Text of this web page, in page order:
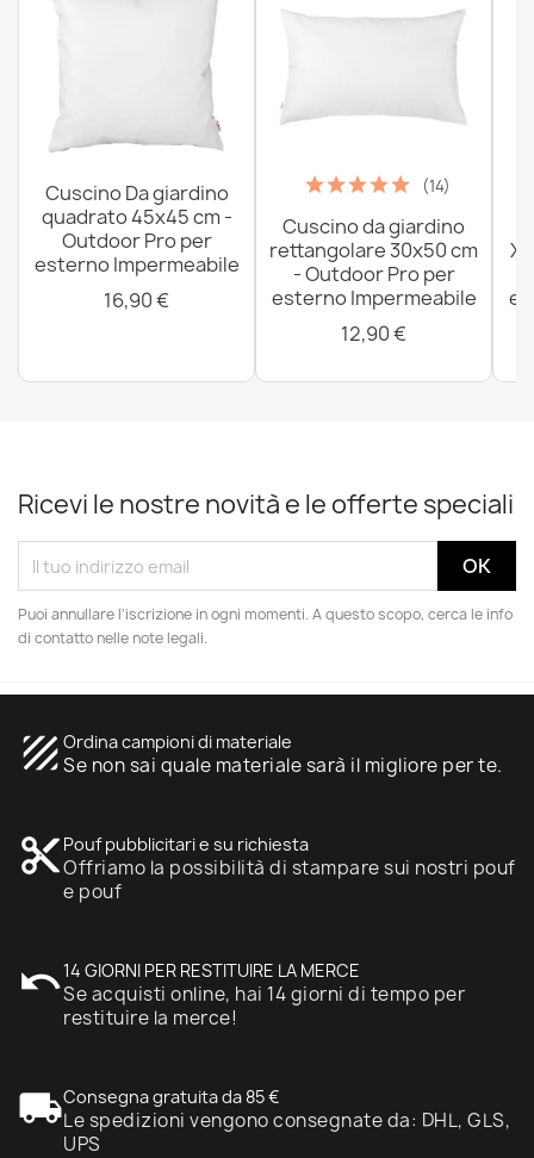
Cuscino Da giardino
quadrato 45x45 cm -
Outdoor Pro per
esterno Impermeabile
16,90 €
(14)
Cuscino da giardino
rettangolare 30x50 cm
- Outdoor Pro per
esterno Impermeabile
12,90 €
Ricevi le nostre novità e le offerte speciali
Puoi annullare l'iscrizione in ogni momenti. A questo scopo, cerca le info
di contatto nelle note legali.
texture Ordina campioni di materiale
Se non sai quale materiale sarà il migliore per te.
content_cut Pouf pubblicitari e su richiesta
Offriamo la possibilità di stampare sui nostri pouf
e pouf
undo14 GIORNI PER RESTITUIRE LA MERCE
Se acquisti online, hai 14 giorni di tempo per
restituire la merce!
local_shippingConsegna gratuita da 85 €
Le spedizioni vengono consegnate da: DHL, GLS,
UPS